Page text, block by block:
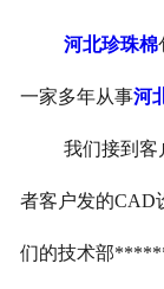
河北珍珠棉
一家多年从事河
我们接到客
者客户发的CAD
们的技术部